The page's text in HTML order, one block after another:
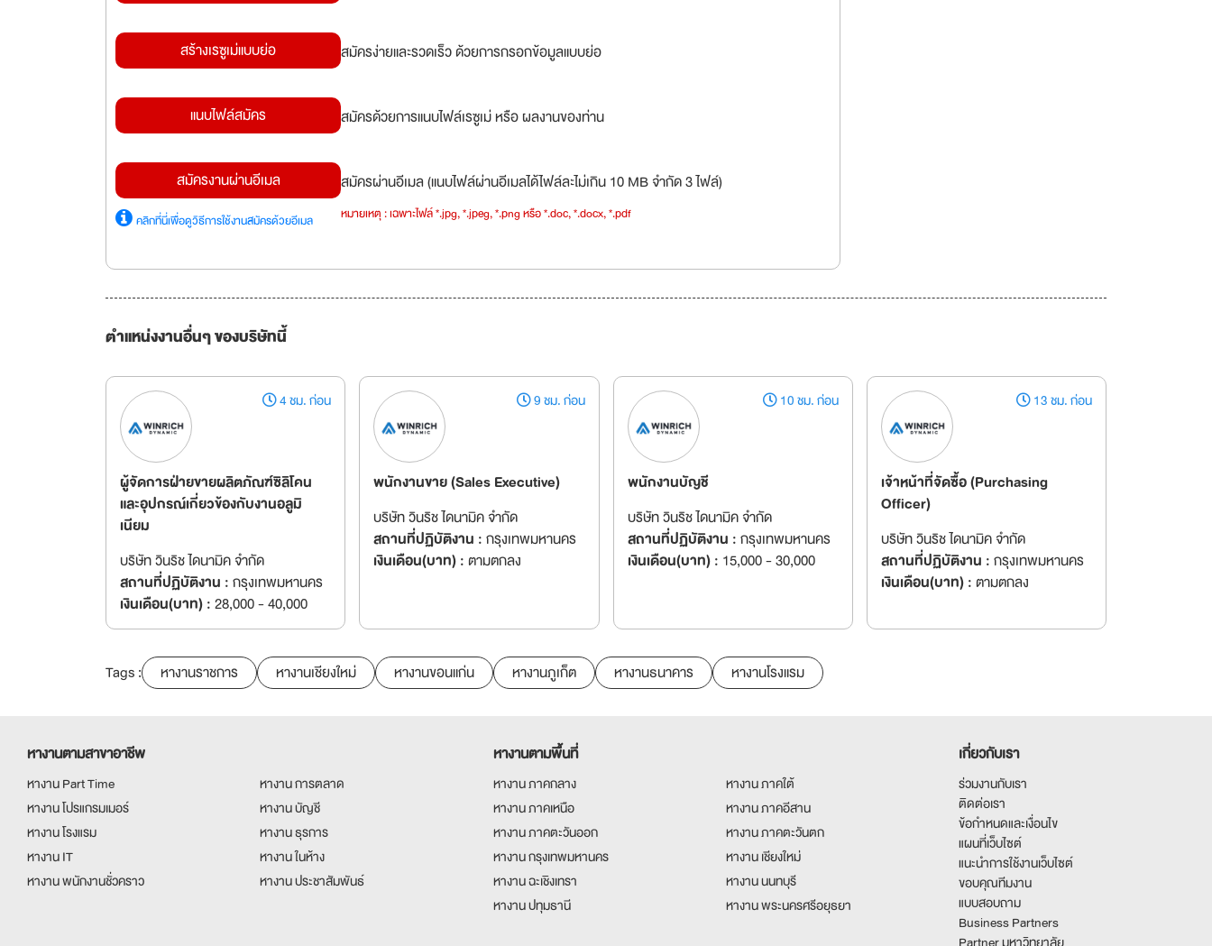
สร้างเรซูเม่แบบย่อ สมัครง่ายและรวดเร็ว ด้วยการกรอกข้อมูลแบบย่อ
แนบไฟล์สมัคร สมัครด้วยการแนบไฟล์เรซูเม่ หรือ ผลงานของท่าน
สมัครงานผ่านอีเมล
คลิกที่นี่เพื่อดูวิธีการใช้งานสมัครด้วยอีเมล
สมัครผ่านอีเมล (แนบไฟล์ผ่านอีเมลได้ไฟล์ละไม่เกิน 10 MB จำกัด 3 ไฟล์)
หมายเหตุ : เฉพาะไฟล์ *.jpg, *.jpeg, *.png หรือ *.doc, *.docx, *.pdf
ตำแหน่งงานอื่นๆ ของบริษัทนี้
4 ชม. ก่อน
ผู้จัดการฝ่ายขายผลิตภัณฑ์ซิลิโคน
และอุปกรณ์เกี่ยวข้องกับงานอลูมิ
เนียม
บริษัท วินริช ไดนามิค จำกัด
สถานที่ปฏิบัติงาน :กรุงเทพมหานคร
เงินเดือน(บาท) :28,000 - 40,000
9 ชม. ก่อน
พนักงานขาย (Sales Executive)
บริษัท วินริช ไดนามิค จำกัด
สถานที่ปฏิบัติงาน :กรุงเทพมหานคร
เงินเดือน(บาท) :ตามตกลง
10 ชม. ก่อน
พนักงานบัญชี
บริษัท วินริช ไดนามิค จำกัด
สถานที่ปฏิบัติงาน :กรุงเทพมหานคร
เงินเดือน(บาท) : 15,000 - 30,000
13 ชม. ก่อน
เจ้าหน้าที่จัดซื้อ (Purchasing
Officer)
บริษัท วินริช ไดนามิค จำกัด
สถานที่ปฏิบัติงาน :กรุงเทพมหานคร
เงินเดือน(บาท) :ตามตกลง
Tags : หางานราชการ หางานเชียงใหม่ หางานขอนแก่น หางานภูเก็ต หางานธนาคาร หางานโรงแรม
หางานตามสาขาอาชีพ
หางาน Part Time
หางาน การตลาด
หางาน โปรแกรมเมอร์
หางาน บัญชี
หางาน โรงแรม
หางาน ธุรการ
หางาน IT
หางาน ในห้าง
หางาน พนักงานชั่วคราว
หางาน ประชาสัมพันธ์
หางานตามพื้นที่
หางาน ภาคกลาง
หางาน ภาคใต้
หางาน ภาคเหนือ
หางาน ภาคอีสาน
หางาน ภาคตะวันออก
หางาน ภาคตะวันตก
หางาน กรุงเทพมหานคร
หางาน เชียงใหม่
หางาน ฉะเชิงเทรา
หางาน นนทบุรี
หางาน ปทุมธานี
หางาน พระนครศรีอยุธยา
เกี่ยวกับเรา
ร่วมงานกับเรา
ติดต่อเรา
ข้อกำหนดและเงื่อนไข
แผนที่เว็บไซต์
แนะนำการใช้งานเว็บไซต์
ขอบคุณทีมงาน
แบบสอบถาม
Business Partners